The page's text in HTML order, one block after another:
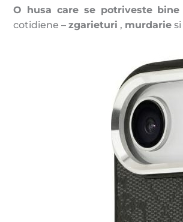
O husa care se potriveste bine
cotidiene – zgarieturi , murdarie si